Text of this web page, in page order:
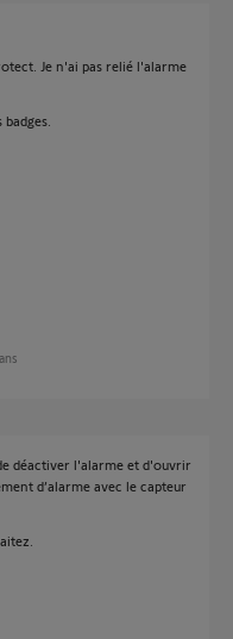
Je n'ai pas relié l'alarme
déactiver l'alarme et d'ouvrir
d’alarme avec le capteur